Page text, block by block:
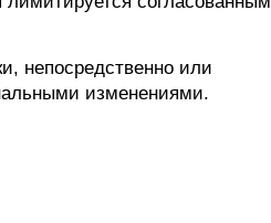
непосредственно или
изменениями.